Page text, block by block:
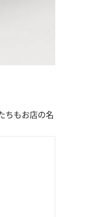
ちもお店の名